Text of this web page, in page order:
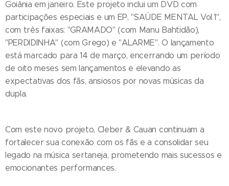
Goiânia em janeiro. Este projeto inclui um DVD com
participações especiais e um EP, "SAÚDE MENTAL Vol.1",
com três faixas: "GRAMADO" (com Manu Bahtidão),
"PERDIDINHA" (com Grego) e "ALARME". O lançamento
está marcado para 14 de março, encerrando um período
de oito meses sem lançamentos e elevando as
expectativas dos fãs, ansiosos por novas músicas da
dupla.
Com este novo projeto, Cleber & Cauan continuam a
fortalecer sua conexão com os fãs e a consolidar seu
legado na música sertaneja, prometendo mais sucessos e
emocionantes performances.